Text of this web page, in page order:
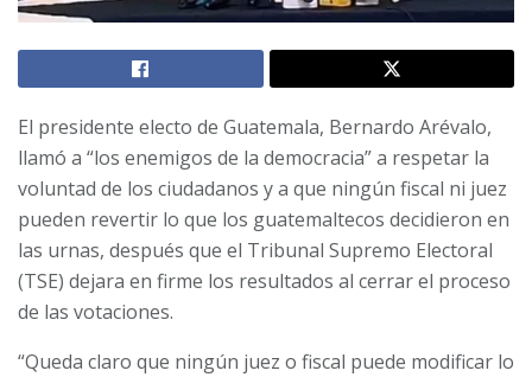
El presidente electo de Guatemala, Bernardo Arévalo,
llamó a “los enemigos de la democracia” a respetar la
voluntad de los ciudadanos y a que ningún fiscal ni juez
pueden revertir lo que los guatemaltecos decidieron en
las urnas, después que el Tribunal Supremo Electoral
(TSE) dejara en firme los resultados al cerrar el proceso
de las votaciones.
“Queda claro que ningún juez o fiscal puede modificar lo